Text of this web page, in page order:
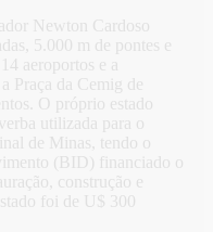
Newton Cardoso
5.000 m de pontes e
aeroportos e a
Praça da Cemig de
O próprio estado
utilizada para o
de Minas, tendo o
(BID) financiado o
construção e
foi de U$ 300